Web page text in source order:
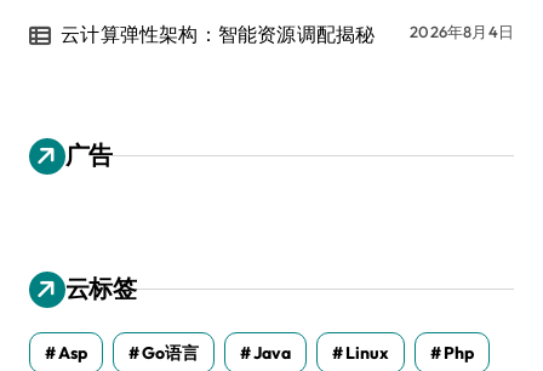
云计算弹性架构：智能资源调配揭秘 2026年8月4日
广告
云标签
Asp Go语言 Java Linux Php